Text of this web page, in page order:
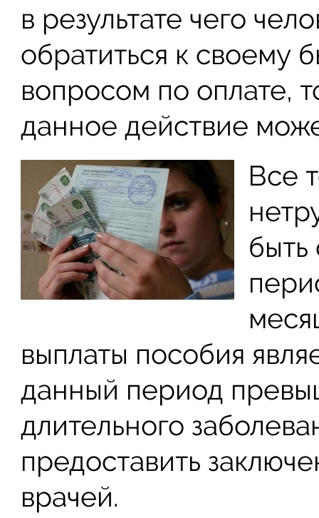
в результате чего
обратиться к своему
вопросом по оплате,
данное действие
Все
быть
выплаты пособия
данный период
длительного
предоставить
врачей.